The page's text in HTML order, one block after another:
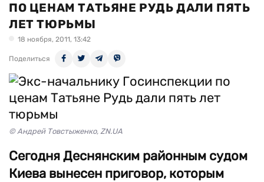
ПО ЦЕНАМ ТАТЬЯНЕ РУДЬ ДАЛИ ПЯТЬ
ЛЕТ ТЮРЬМЫ
18 ноября, 2011, 13:42
Поделиться
© Андрей Товстыженко, ZN.UA
Сегодня Деснянским районным судом
Киева вынесен приговор, которым